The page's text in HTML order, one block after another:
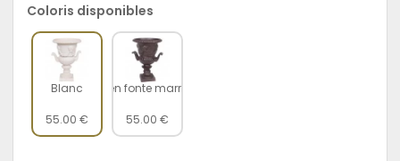
Coloris disponibles
Blanc
55.00 €
Médicis jardinière en fonte marron avec poignées 32 cm
55.00 €